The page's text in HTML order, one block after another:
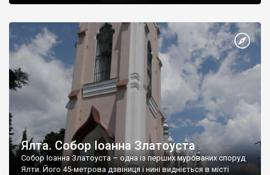
Ялта. Собор Іоанна Златоуста
Собор Іоанна Златоуста – одна із перших мурованих споруд
Ялти. Його 45-метрова дзвіниця і нині видніється в місті